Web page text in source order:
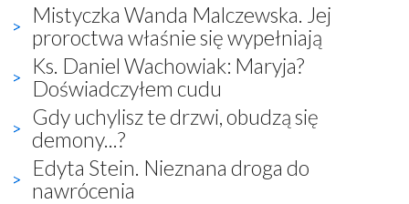
Mistyczka Wanda Malczewska. Jej
proroctwa właśnie się wypełniają
Ks. Daniel Wachowiak: Maryja?
Doświadczyłem cudu
Gdy uchylisz te drzwi, obudzą się
demony...?
Edyta Stein. Nieznana droga do
nawrócenia